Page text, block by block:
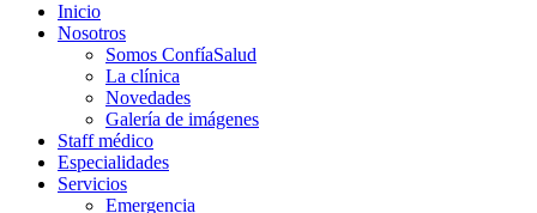
Inicio
Nosotros
Somos ConfíaSalud
La clínica
Novedades
Galería de imágenes
Staff médico
Especialidades
Servicios
Emergencia